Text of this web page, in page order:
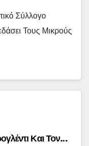
Σύλλογο
Τους Μικρούς
Και Τον…